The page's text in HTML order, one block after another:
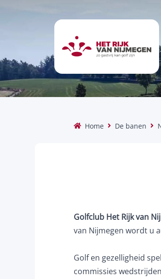
Home De banen
Golfclub Het Rijk van
van Nijmegen wordt u
Golf en gezelligheid
commissies